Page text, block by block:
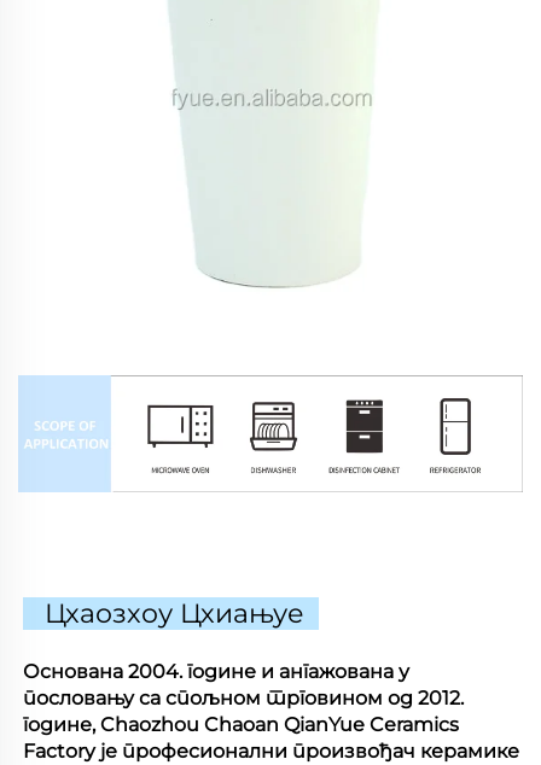
Цхаозхоу Цхиањуе
Основана 2004. године и ангажована у
пословању са спољном трговином од 2012.
године, Chaozhou Chaoan QianYue Ceramics
Factory је професионални произвођач керамике